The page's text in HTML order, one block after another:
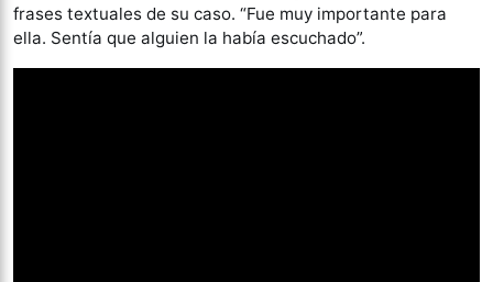
frases textuales de su caso. “Fue muy importante para
ella. Sentía que alguien la había escuchado”.